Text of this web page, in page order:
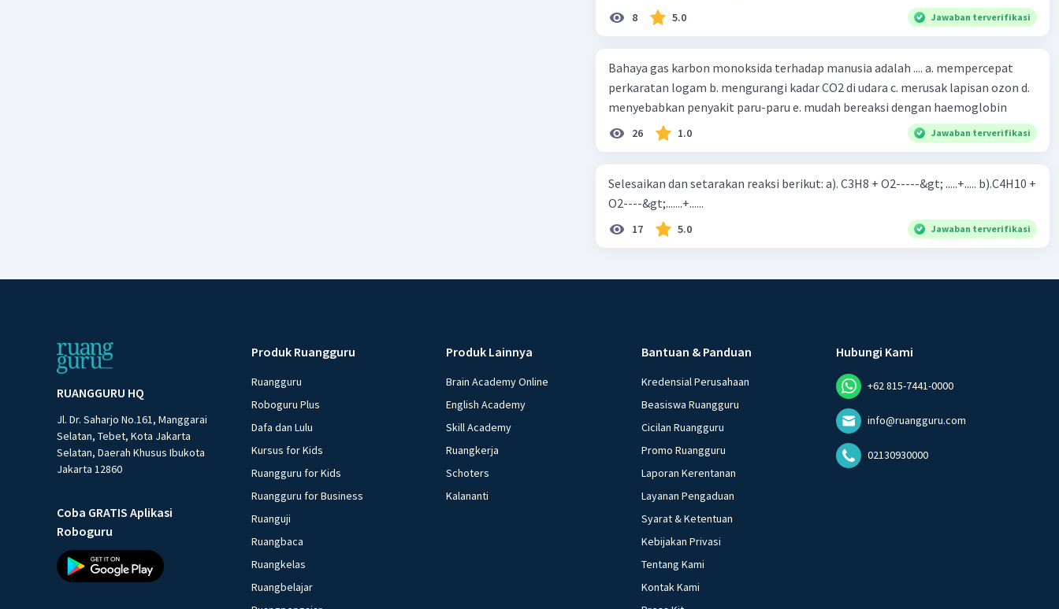
8 5.0 Jawaban terverifikasi
Bahaya gas karbon monoksida terhadap manusia adalah .... a. mempercepat
perkaratan logam b. mengurangi kadar CO2 di udara c. merusak lapisan ozon d.
menyebabkan penyakit paru-paru e. mudah bereaksi dengan haemoglobin
26 1.0 Jawaban terverifikasi
Selesaikan dan setarakan reaksi berikut: a). C3H8 + O2-----&gt; .....+..... b).C4H10 +
O2----&gt;.......+......
17 5.0 Jawaban terverifikasi
RUANGGURU HQ
Jl. Dr. Saharjo No.161, Manggarai
Selatan, Tebet, Kota Jakarta
Selatan, Daerah Khusus Ibukota
Jakarta 12860
Coba GRATIS Aplikasi
Roboguru
Produk Ruangguru
Ruangguru
Roboguru Plus
Dafa dan Lulu
Kursus for Kids
Ruangguru for Kids
Ruangguru for Business
Ruanguji
Ruangbaca
Ruangkelas
Ruangbelajar
Produk Lainnya
Brain Academy Online
English Academy
Skill Academy
Ruangkerja
Schoters
Kalananti
Bantuan & Panduan
Kredensial Perusahaan
Beasiswa Ruangguru
Cicilan Ruangguru
Promo Ruangguru
Laporan Kerentanan
Layanan Pengaduan
Syarat & Ketentuan
Kebijakan Privasi
Tentang Kami
Kontak Kami
Hubungi Kami
+62 815-7441-0000
info@ruangguru.com
02130930000